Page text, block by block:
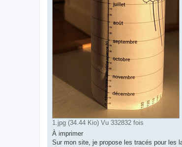
1.jpg (34.44 Kio) Vu 332832 fois
À imprimer
Sur mon site, je propose les tracés pour les